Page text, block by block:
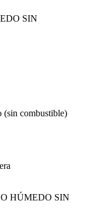
SIN
(sin combustible)
HÚMEDO SIN